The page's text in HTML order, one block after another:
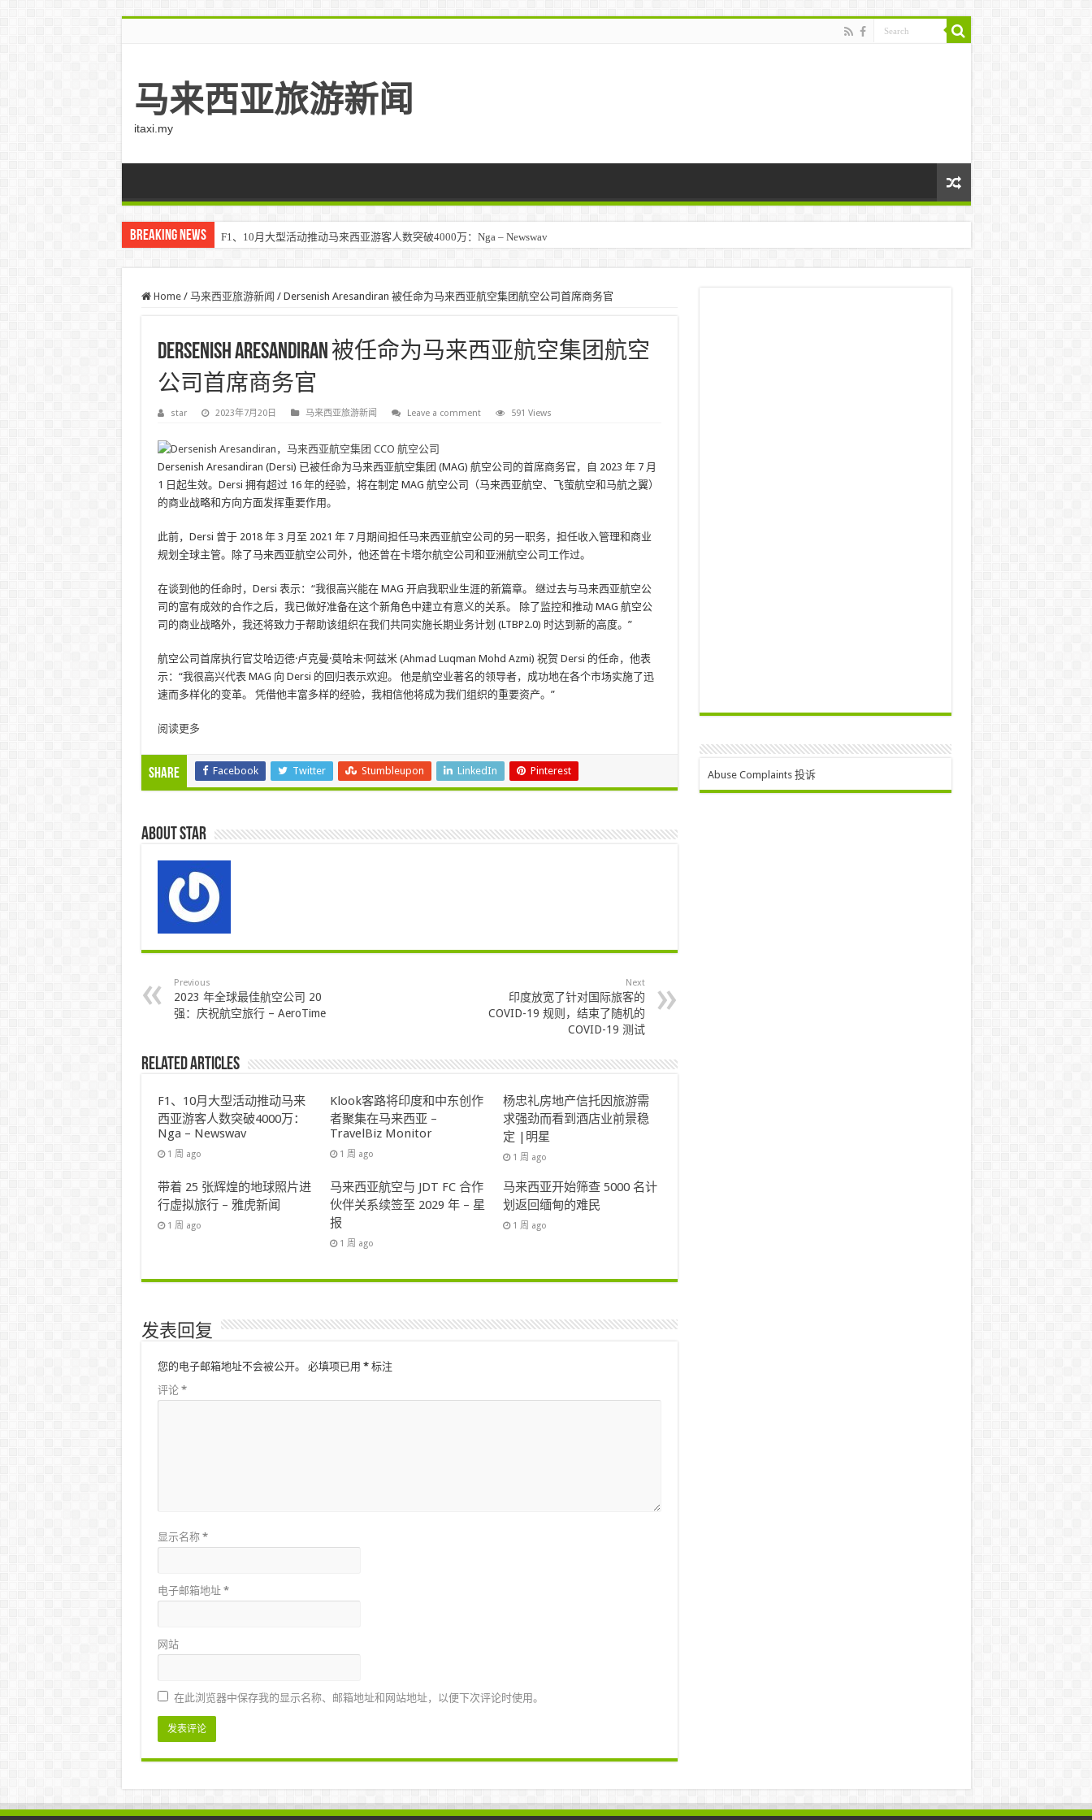
马来西亚旅游新闻
itaxi.my
Breaking News F1、10月大型活动推动马来西亚游客人数突破4000万：Nga – Newswav
Home / 马来西亚旅游新闻 / Dersenish Aresandiran 被任命为马来西亚航空集团航空公司首席商务官
Dersenish Aresandiran 被任命为马来西亚航空集团航空
公司首席商务官
star 2023年7月20日 马来西亚旅游新闻 Leave a comment 591 Views
Dersenish Aresandiran (Dersi) 已被任命为马来西亚航空集团 (MAG) 航空公司的首席商务官，自 2023 年 7 月
1 日起生效。Dersi 拥有超过 16 年的经验，将在制定 MAG 航空公司（马来西亚航空、飞萤航空和马航之翼）
的商业战略和方向方面发挥重要作用。
此前，Dersi 曾于 2018 年 3 月至 2021 年 7 月期间担任马来西亚航空公司的另一职务，担任收入管理和商业
规划全球主管。除了马来西亚航空公司外，他还曾在卡塔尔航空公司和亚洲航空公司工作过。
在谈到他的任命时，Dersi 表示：“我很高兴能在 MAG 开启我职业生涯的新篇章。 继过去与马来西亚航空公
司的富有成效的合作之后，我已做好准备在这个新角色中建立有意义的关系。 除了监控和推动 MAG 航空公
司的商业战略外，我还将致力于帮助该组织在我们共同实施长期业务计划 (LTBP2.0) 时达到新的高度。”
航空公司首席执行官艾哈迈德·卢克曼·莫哈末·阿兹米 (Ahmad Luqman Mohd Azmi) 祝贺 Dersi 的任命，他表
示：“我很高兴代表 MAG 向 Dersi 的回归表示欢迎。 他是航空业著名的领导者，成功地在各个市场实施了迅
速而多样化的变革。 凭借他丰富多样的经验，我相信他将成为我们组织的重要资产。”
阅读更多
Share Facebook Twitter Stumbleupon LinkedIn Pinterest
About star
Previous
2023 年全球最佳航空公司 20
强：庆祝航空旅行 – AeroTime
Next
印度放宽了针对国际旅客的
COVID-19 规则，结束了随机的
COVID-19 测试
Related Articles
F1、10月大型活动推动马来
西亚游客人数突破4000万：
Nga – Newswav
1 周 ago
Klook客路将印度和中东创作
者聚集在马来西亚 –
TravelBiz Monitor
1 周 ago
杨忠礼房地产信托因旅游需
求强劲而看到酒店业前景稳
定 |明星
1 周 ago
带着 25 张辉煌的地球照片进
行虚拟旅行 – 雅虎新闻
1 周 ago
马来西亚航空与 JDT FC 合作
伙伴关系续签至 2029 年 – 星
报
1 周 ago
马来西亚开始筛查 5000 名计
划返回缅甸的难民
1 周 ago
发表回复
您的电子邮箱地址不会被公开。 必填项已用 *标注
评论 *
显示名称 *
电子邮箱地址 *
网站
在此浏览器中保存我的显示名称、邮箱地址和网站地址，以便下次评论时使用。
Abuse Complaints 投诉